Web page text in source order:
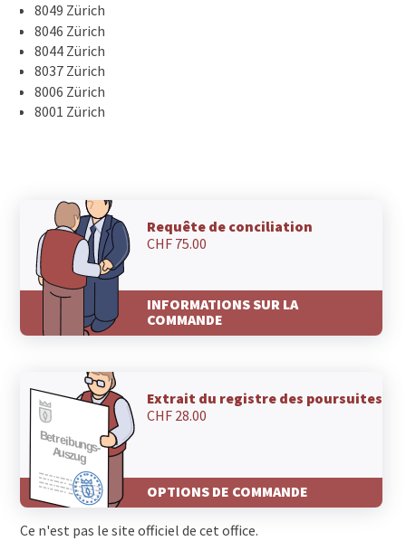
8049 Zürich
8046 Zürich
8044 Zürich
8037 Zürich
8006 Zürich
8001 Zürich
Requête de conciliation
CHF 75.00
INFORMATIONS SUR LA
COMMANDE
Extrait du registre des poursuites
CHF 28.00
OPTIONS DE COMMANDE
Ce n'est pas le site officiel de cet office.